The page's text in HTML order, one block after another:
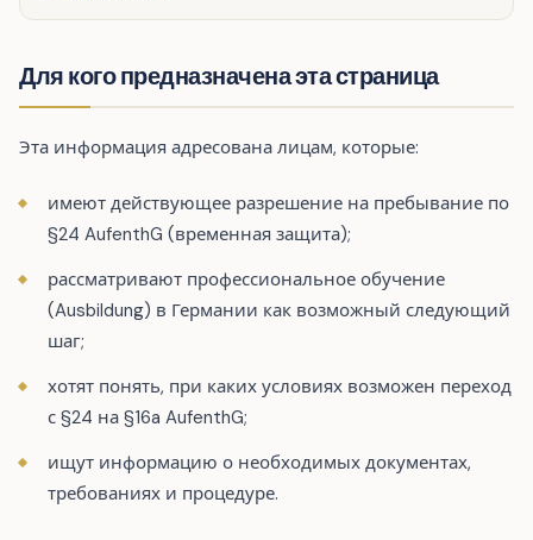
Для кого предназначена эта страница
Эта информация адресована лицам, которые:
имеют действующее разрешение на пребывание по
§24 AufenthG (временная защита);
рассматривают профессиональное обучение
(Ausbildung) в Германии как возможный следующий
шаг;
хотят понять, при каких условиях возможен переход
с §24 на §16a AufenthG;
ищут информацию о необходимых документах,
требованиях и процедуре.